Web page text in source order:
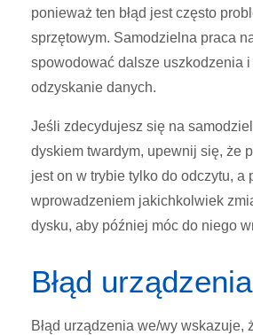
ponieważ ten błąd jest często
sprzętowym. Samodzielna praca
spowodować dalsze uszkodzenia
odzyskanie danych.
Jeśli zdecydujesz się na
dyskiem twardym, upewnij się, że
jest on w trybie tylko do odczytu, a
wprowadzeniem jakichkolwiek
dysku, aby później móc do niego
Błąd
Błąd urządzenia we/wy wskazuje,